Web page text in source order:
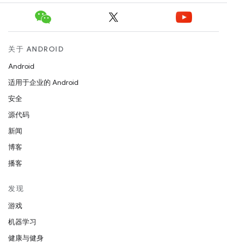
关于 ANDROID
Android
适用于企业的 Android
安全
源代码
新闻
博客
播客
发现
游戏
机器学习
健康与健身